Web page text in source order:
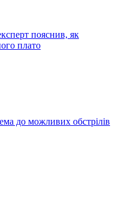
пояснив, як
плато
до можливих обстрілів